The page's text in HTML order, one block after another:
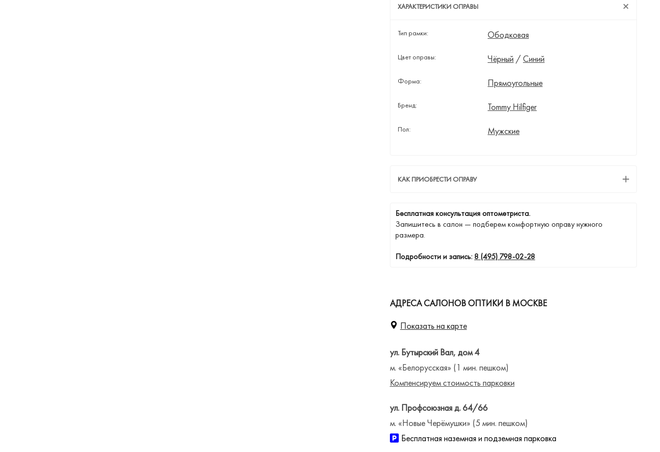
ХАРАКТЕРИСТИКИ ОПРАВЫ
Тип рамки: Ободковая
Цвет оправы: Чёрный / Синий
Форма: Прямоугольные
Бренд: Tommy Hilfiger
Пол: Мужские
КАК ПРИОБРЕСТИ ОПРАВУ
Бесплатная консультация оптометриста.
Запишитесь в салон — подберем комфортную оправу нужного
размера.
Подробности и запись:8 (495) 798-02-28
АДРЕСА САЛОНОВ ОПТИКИ В МОСКВЕ
Показать на карте
ул. Бутырский Вал, дом 4
м. «Белорусская» (1 мин. пешком)
Компенсируем стоимость парковки
ул. Профсоюзная д. 64/66
м. «Новые Черёмушки» (5 мин. пешком)
Бесплатная наземная и подземная парковка